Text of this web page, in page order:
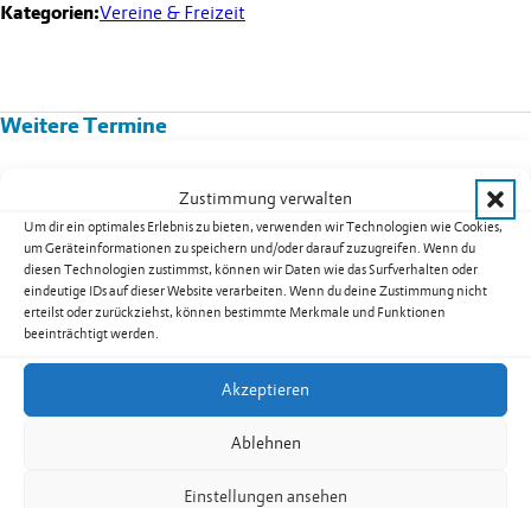
Zustimmung verwalten
Um dir ein optimales Erlebnis zu bieten, verwenden wir Technologien wie Cookies,
um Geräteinformationen zu speichern und/oder darauf zuzugreifen. Wenn du
diesen Technologien zustimmst, können wir Daten wie das Surfverhalten oder
eindeutige IDs auf dieser Website verarbeiten. Wenn du deine Zustimmung nicht
erteilst oder zurückziehst, können bestimmte Merkmale und Funktionen
beeinträchtigt werden.
Akzeptieren
Ablehnen
Einstellungen ansehen
Kategorien:Vereine & Freizeit
Weitere Termine
Kurs 08B02: Yoga für Männer in
Nendeln
Datum:17.08.2026
Uhrzeit:19.30-20.30Uhr
weiterlesen: Kurs 08B02: Yoga für Männer in Nendeln
Seniorentreff Eschen-Nendeln:
Sommerfest auf dem Dorfplatz